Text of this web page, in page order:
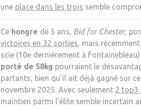
une place dans les trois semble
Ce hongre de 5 ans, Bid for Chester,
victoires en 32 sorties, mais
scie (10e dernièrement à
porté de 58kg pourraient le
partants, bien qu’il ait déjà gagné sur
novembre 2025. Avec seulement 2 top3
maintien parmi l’élite semble incertain